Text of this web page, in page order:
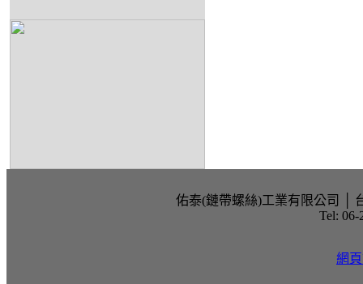
佑泰(鏈帶螺絲)工業有限公司 │
Tel: 06-
網